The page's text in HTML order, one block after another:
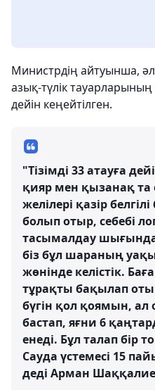
Министрдің айтуынша,
азық-түлік тауарларының
дейін кеңейтілген.
"Тізімді 33 атауға
қияр мен қызанақ та
желілері қазір
болып отыр, себебі
тасымалдау
біз бұл шараның
жөнінде келістік.
тұрақты бақылап
бүгін қол қоямын, ал
бастап, яғни 6
енеді. Бұл талап бір
Сауда үстемесі 15
деді Арман